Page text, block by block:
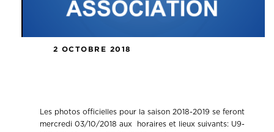
2 OCTOBRE 2018
Les photos officielles pour la saison 2018-2019 se feront
mercredi 03/10/2018 aux horaires et lieux suivants: U9-